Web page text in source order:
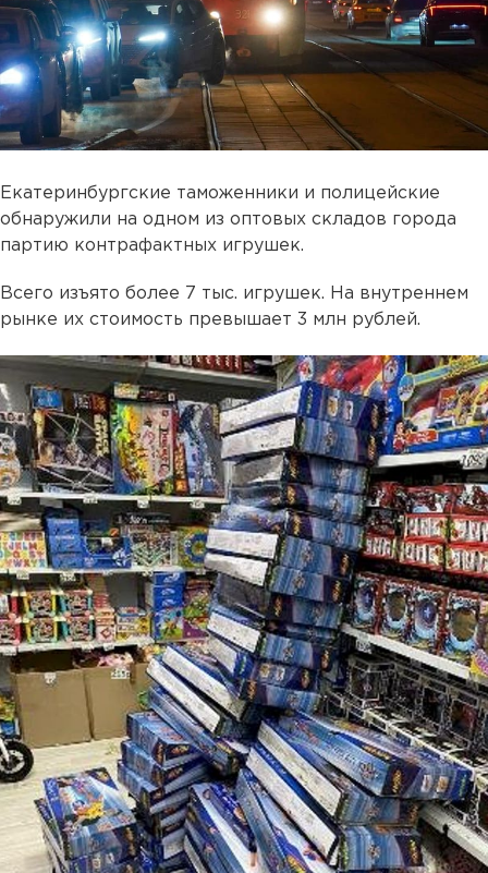
Екатеринбургские таможенники и полицейские
обнаружили на одном из оптовых складов города
партию контрафактных игрушек.
Всего изъято более 7 тыс. игрушек. На внутреннем
рынке их стоимость превышает 3 млн рублей.